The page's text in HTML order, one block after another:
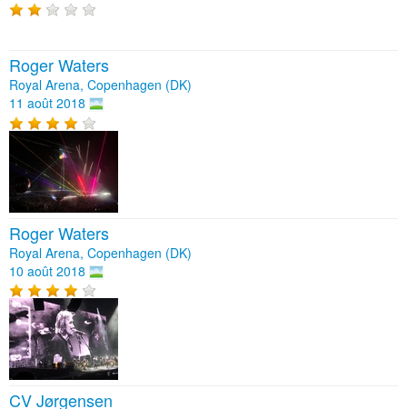
Roger Waters
Royal Arena, Copenhagen (DK)
11 août 2018
Roger Waters
Royal Arena, Copenhagen (DK)
10 août 2018
CV Jørgensen